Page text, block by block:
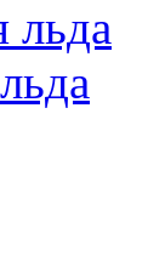
льда